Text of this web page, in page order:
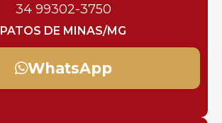
34 99302-3750
PATOS DE MINAS/MG
WhatsApp